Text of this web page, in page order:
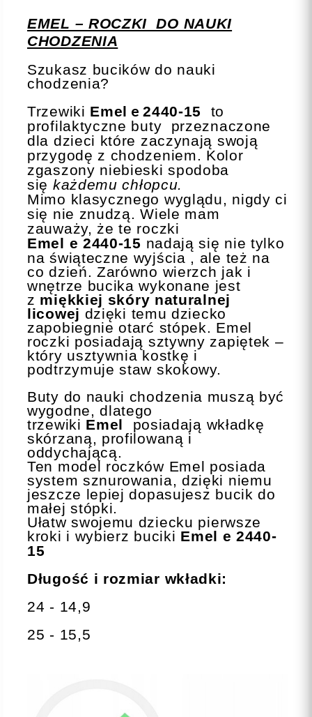
EMEL – ROCZKI DO NAUKI
CHODZENIA
Szukasz bucików do nauki
chodzenia?
Trzewiki Emel e2440-15 to
profilaktyczne buty przeznaczone
dla dzieci które zaczynają swoją
przygodę z chodzeniem. Kolor
zgaszony niebieski spodoba
się każdemu chłopcu.
Mimo klasycznego wyglądu, nigdy ci
się nie znudzą. Wiele mam
zauważy, że te roczki
Emel e 2440-15 nadają się nie tylko
na świąteczne wyjścia , ale też na
co dzień. Zarówno wierzch jak i
wnętrze bucika wykonane jest
z miękkiej skóry naturalnej
licowej dzięki temu dziecko
zapobiegnie otarć stópek. Emel
roczki posiadają sztywny zapiętek –
który usztywnia kostkę i
podtrzymuje staw skokowy.
Buty do nauki chodzenia muszą być
wygodne, dlatego
trzewiki Emel
posiadają wkładkę
skórzaną, profilowaną i
oddychającą.
Ten model roczków Emel posiada
system sznurowania, dzięki niemu
jeszcze lepiej dopasujesz bucik do
małej stópki.
Ułatw swojemu dziecku pierwsze
kroki i wybierz buciki Emel e2440-
15
Długość i rozmiar wkładki:
24 - 14,9
25 - 15,5